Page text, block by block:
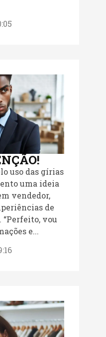
uso das gírias
uma ideia
vendedor,
de
“Perfeito, vou
e...